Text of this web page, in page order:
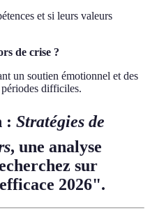
et si leurs valeurs
de crise ?
un soutien émotionnel et des
difficiles.
: Stratégies de
, une analyse
sur
2026".